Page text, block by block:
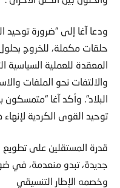
ودعا آغا إلى “ضرورة توحيد
حلقات مكملة، للخروج
المعقدة للعملية السياسية
والالتفات نحو الملفات
البلاد”. وأكد آغا “متمسكون
توحيد القوى الكردية
قدرة المستقلين على
جديدة، تبدو منعدمة، في
وخصمه الإطار التنسيقي